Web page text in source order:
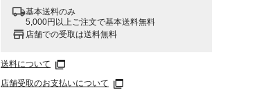
基本送料のみ
5,000円以上ご注文で基本送料無料
店舗での受取は送料無料
送料について
店舗受取のお支払いについて